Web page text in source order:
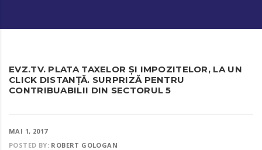
EVZ.TV. PLATA TAXELOR ȘI IMPOZITELOR, LA UN
CLICK DISTANȚĂ. SURPRIZĂ PENTRU
CONTRIBUABILII DIN SECTORUL 5
MAI 1, 2017
POSTED BY: ROBERT GOLOGAN